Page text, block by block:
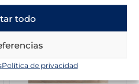
todo
Política de privacidad